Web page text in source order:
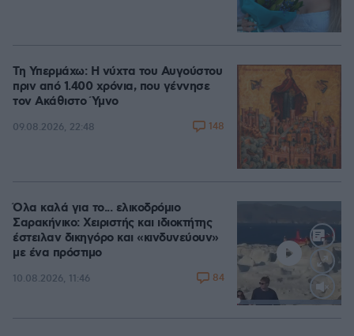
Τη Υπερμάχω: Η νύχτα του Αυγούστου
πριν από 1.400 χρόνια, που γέννησε
τον Ακάθιστο Ύμνο
09.08.2026, 22:48 148
Loaded
Όλα καλά για το... ελικοδρόμιο
Σαρακήνικο: Χειριστής και ιδιοκτήτης
έστειλαν δικηγόρο και «κινδυνεύουν»
με ένα πρόστιμο
10.08.2026, 11:46 84